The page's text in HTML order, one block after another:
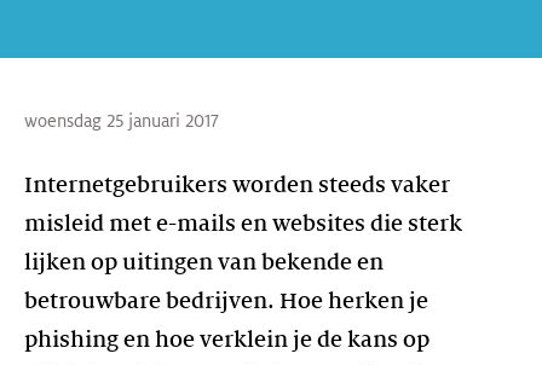
woensdag 25 januari 2017
Internetgebruikers worden steeds vaker
misleid met e-mails en websites die sterk
lijken op uitingen van bekende en
betrouwbare bedrijven. Hoe herken je
phishing en hoe verklein je de kans op